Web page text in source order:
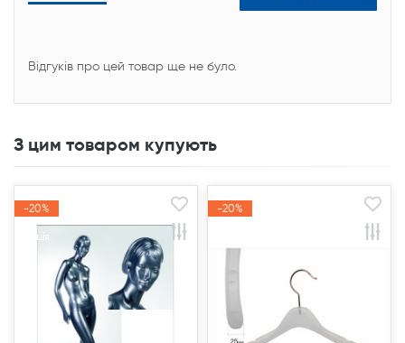
Відгуків про цей товар ще не було.
З цим товаром купують
-20%
Акція
-20%
Акція
-20%
-20%